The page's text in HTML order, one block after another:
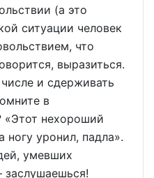
(а это
ситуации человек
что
выразиться.
и сдерживать
в
«Этот нехороший
ногу уронил, падла».
умевших
заслушаешься!